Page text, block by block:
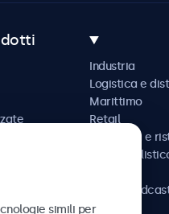
Industria
Logistica e
Marittimo
Retail
Ospitalità e
AV e
Sanità
simili per